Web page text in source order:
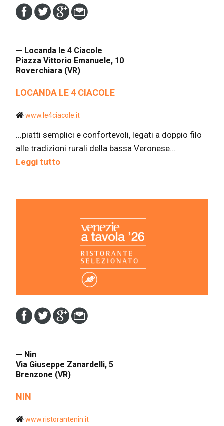
— Locanda le 4 Ciacole
Piazza Vittorio Emanuele, 10
Roverchiara (VR)
LOCANDA LE 4 CIACOLE
www.le4ciacole.it
...piatti semplici e confortevoli, legati a doppio filo
alle tradizioni rurali della bassa Veronese...
Leggi tutto
— Nin
Via Giuseppe Zanardelli, 5
Brenzone (VR)
NIN
www.ristorantenin.it